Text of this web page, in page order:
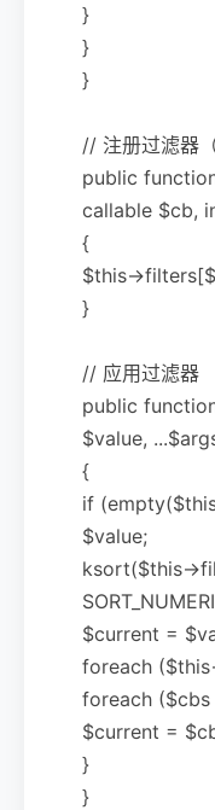
}
}
}
// 注册过滤器
public
callable $cb,
{
$this-
}
// 应用过滤器
public
$value,
{
if
$value;
ksort($this-
$current =
foreach
foreach
$current =
}
}